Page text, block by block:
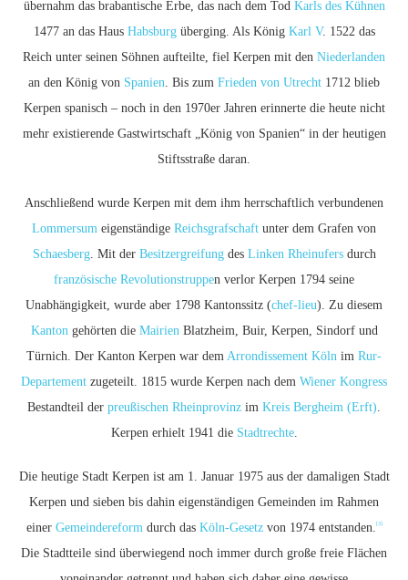
übernahm das brabantische Erbe, das nach dem Tod Karls des Kühnen
1477 an das Haus Habsburgüberging. Als König Karl V. 1522 das
Reich unter seinen Söhnen aufteilte, fiel Kerpen mit den Niederlanden
an den König von Spanien . Bis zum Frieden von Utrecht 1712 blieb
Kerpen spanisch – noch in den 1970er Jahren erinnerte die heute nicht
mehr existierende Gastwirtschaft „König von Spanien“ in der heutigen
Stiftsstraße daran.
Anschließend wurde Kerpen mit dem ihm herrschaftlich verbundenen
Lommersum eigenständige Reichsgrafschaft unter dem Grafen von
Schaesberg. Mit der Besitzergreifungdes Linken Rheinufersdurch
französische Revolutionstruppen verlor Kerpen 1794 seine
Unabhängigkeit, wurde aber 1798 Kantonssitz (chef-lieu). Zu diesem
Kanton gehörten die Mairien Blatzheim, Buir, Kerpen, Sindorf und
Türnich. Der Kanton Kerpen war dem Arrondissement Köln im Rur-
Departement zugeteilt. 1815 wurde Kerpen nach dem Wiener Kongress
Bestandteil der preußischen Rheinprovinz im Kreis Bergheim (Erft)
Kerpen erhielt 1941 die Stadtrechte.
Die heutige Stadt Kerpen ist am 1. Januar 1975 aus der damaligen Stadt
Kerpen und sieben bis dahin eigenständigen Gemeinden im Rahmen
einer Gemeindereform durch das Köln-Gesetzvon 1974 entstanden. [3]
Die Stadtteile sind überwiegend noch immer durch große freie Flächen